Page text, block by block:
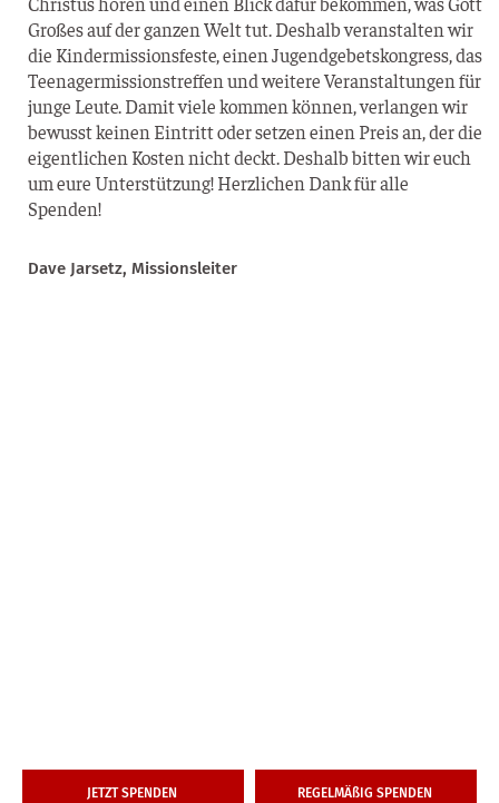
Gro­ßes auf der gan­zen Welt tut. Des­halb ver­an­stal­ten wir
die Kin­der­mis­si­ons­fes­te, einen Jugend­ge­bets­kon­gress, das
Teen­ager­mis­si­ons­tref­fen und wei­te­re Ver­an­stal­tun­gen für
jun­ge Leu­te. Damit vie­le kom­men kön­nen, ver­lan­gen wir
bewusst kei­nen Ein­tritt oder set­zen einen Preis an, der die
eigent­li­chen Kos­ten nicht deckt. Des­halb bit­ten wir euch
um eure Unter­stüt­zung! Herz­li­chen Dank für alle
Spenden!
Dave Jar­setz, Missionsleiter
JETZT SPENDEN REGEL­MÄ­ßIG SPENDEN